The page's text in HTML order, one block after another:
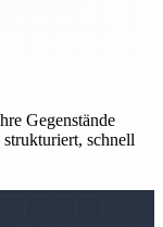
Gegenstände
schnell